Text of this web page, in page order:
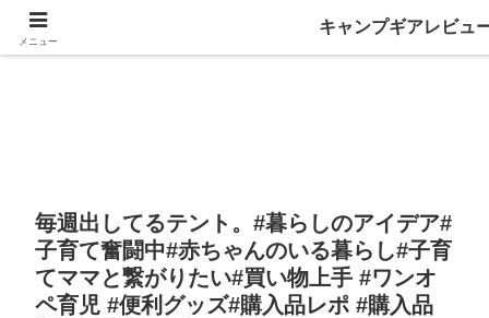
毎週出してるテント。#暮らしのアイデア#
子育て奮闘中#赤ちゃんのいる暮らし#子育
てママと繋がりたい#買い物上手 #ワンオ
ペ育児 #便利グッズ#購入品レポ #購入品
メニュー
キャンプギアレビュ